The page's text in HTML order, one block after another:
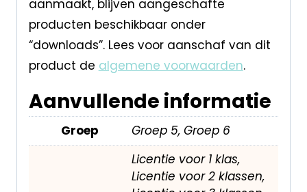
aanmaakt, blijven aangeschafte
producten beschikbaar onder
“downloads”. Lees voor aanschaf van dit
product de algemene voorwaarden.
Aanvullende informatie
Groep Groep 5, Groep 6
Licentie voor 1 klas,
Licentie voor 2 klassen,